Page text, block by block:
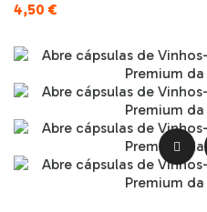
4,50 €
